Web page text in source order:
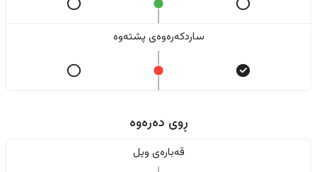
ساردکەرەوەی پشتەوە
ڕوی دەرەوە
قەبارەی ویل